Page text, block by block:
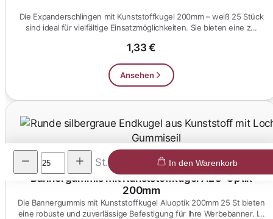
Die Expanderschlingen mit Kunststoffkugel 200mm – weiß 25 Stück
sind ideal für vielfältige Einsatzmöglichkeiten. Sie bieten eine z...
1,33 €
Ansehen
Bannergummis mit Kunststoffkugel ALU-Optik
200mm
Die Bannergummis mit Kunststoffkugel Aluoptik 200mm 25 St bieten
eine robuste und zuverlässige Befestigung für Ihre Werbebanner. I...
St. In den Warenkorb